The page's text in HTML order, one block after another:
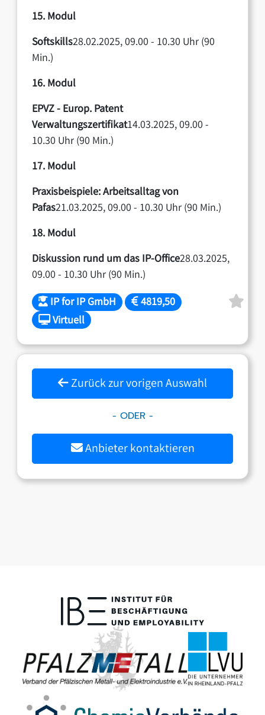
15. Modul
Softskills28.02.2025, 09.00 - 10.30 Uhr (90
Min.)
16. Modul
EPVZ - Europ. Patent
Verwaltungszertifikat14.03.2025, 09.00 -
10.30 Uhr (90 Min.)
17. Modul
Praxisbeispiele: Arbeitsalltag von
Pafas21.03.2025, 09.00 - 10.30 Uhr (90 Min.)
18. Modul
Diskussion rund um das IP-Office28.03.2025,
09.00 - 10.30 Uhr (90 Min.)
IP for IP GmbH
4819,50
Virtuell
Zurück zur vorigen Auswahl
- ODER -
Anbieter kontaktieren